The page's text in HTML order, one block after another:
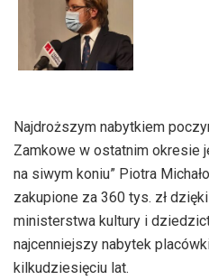
Najdroższym nabytkiem
Zamkowe w ostatnim okresie
na siwym koniu” Piotra
zakupione za 360 tys. zł
ministerstwa kultury i
najcenniejszy nabytek
kilkudziesięciu lat.